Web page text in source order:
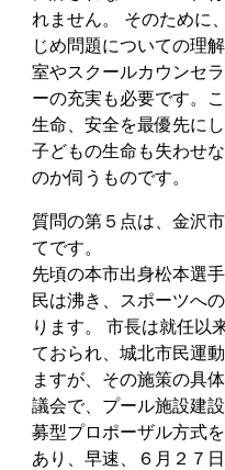
れません。 そのために
じめ問題についての理
室やスクールカウンセ
ーの充実も必要です。
生命、安全を最優先に
子どもの生命も失わせ
のか伺うものです。
質問の第５点は、金沢
てです。
先頃の本市出身松本選
民は沸き、スポーツへ
ります。 市長は就任以
ておられ、城北市民運
ますが、その施策の具
議会で、プール施設建
募型プロポーザル方式
あり、早速、６月２７